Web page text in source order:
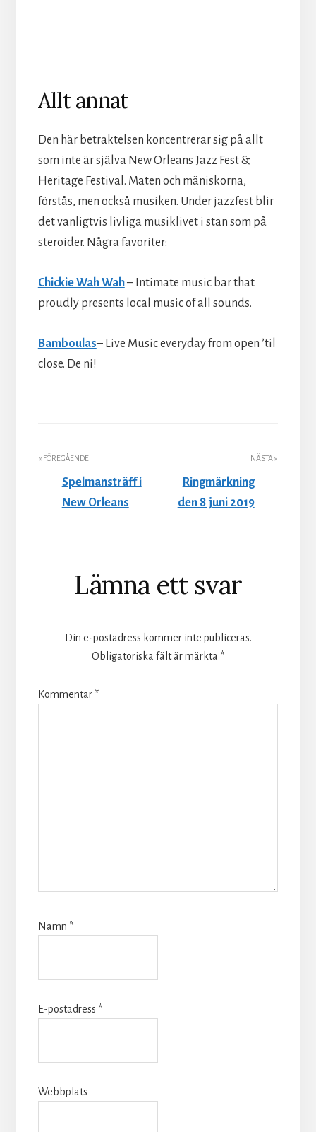
Allt annat
Den här betraktelsen koncentrerar sig på allt
som inte är själva New Orleans Jazz Fest &
Heritage Festival. Maten och mäniskorna,
förstås, men också musiken. Under jazzfest blir
det vanligtvis livliga musiklivet i stan som på
steroider. Några favoriter:
Chickie Wah Wah– Intimate music bar that
proudly presents local music of all sounds.
Bamboulas– Live Music everyday from open ’til
close. De ni!
« FÖREGÅENDE
Spelmansträff i
New Orleans
NÄSTA »
Ringmärkning
den 8 juni 2019
Läsarkommentarer
Lämna ett svar
Din e-postadress kommer inte publiceras.
Obligatoriska fält är märkta *
Kommentar *
Namn *
E-postadress *
Webbplats